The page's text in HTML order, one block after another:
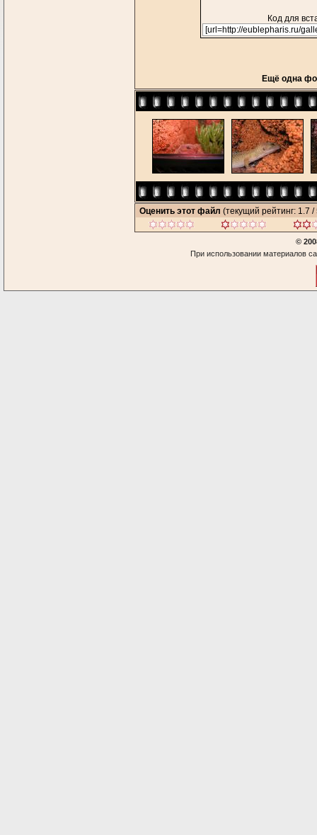
Код для
Ещё одна
Оценить этот файл (текущий рейтинг: 1.7 /
©
При использовании материалов